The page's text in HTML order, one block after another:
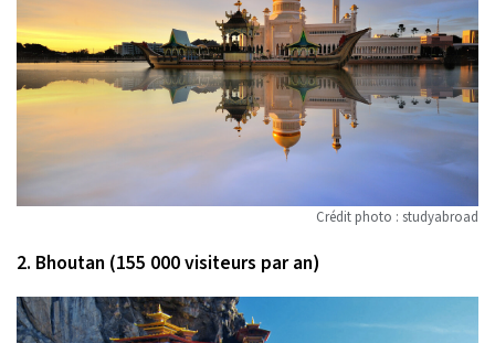
Crédit photo : studyabroad
2. Bhoutan (155 000 visiteurs par an)